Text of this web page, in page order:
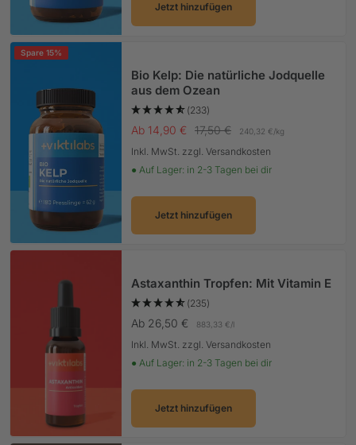
Jetzt hinzufügen
Spare 15%
Bio Kelp: Die natürliche Jodquelle
aus dem Ozean
(233)
Angebotspreis
Ab 14,90 € Regulärer Preis
17,50 € 240,32 €/kg
Inkl. MwSt. zzgl. Versandkosten
● Auf Lager: in 2-3 Tagen bei dir
Jetzt hinzufügen
Astaxanthin Tropfen: Mit Vitamin E
(235)
Angebotspreis
Ab 26,50 € 883,33 €/l
Inkl. MwSt. zzgl. Versandkosten
● Auf Lager: in 2-3 Tagen bei dir
Jetzt hinzufügen